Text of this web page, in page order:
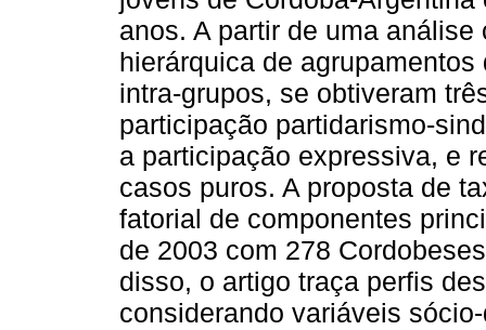
anos. A partir de uma análise
hierárquica de agrupamentos
intra-grupos, se obtiveram
participação partidarismo-
a participação expressiva, e
casos puros. A proposta de
fatorial de componentes
de 2003 com 278
disso, o artigo traça perfis
considerando variáveis